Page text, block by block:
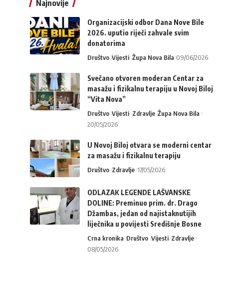
Najnovije
Organizacijski odbor Dana Nove Bile
2026. uputio riječi zahvale svim
donatorima
Društvo Vijesti Župa Nova Bila 09/06/2026
Svečano otvoren moderan Centar za
masažu i fizikalnu terapiju u Novoj Biloj
“Vita Nova”
Društvo Vijesti Zdravlje Župa Nova Bila
20/05/2026
U Novoj Biloj otvara se moderni centar
za masažu i fizikalnu terapiju
Društvo Zdravlje 17/05/2026
ODLAZAK LEGENDE LAŠVANSKE
DOLINE: Preminuo prim. dr. Drago
Džambas, jedan od najistaknutijih
liječnika u povijesti Središnje Bosne
Crna kronika Društvo Vijesti Zdravlje
08/05/2026